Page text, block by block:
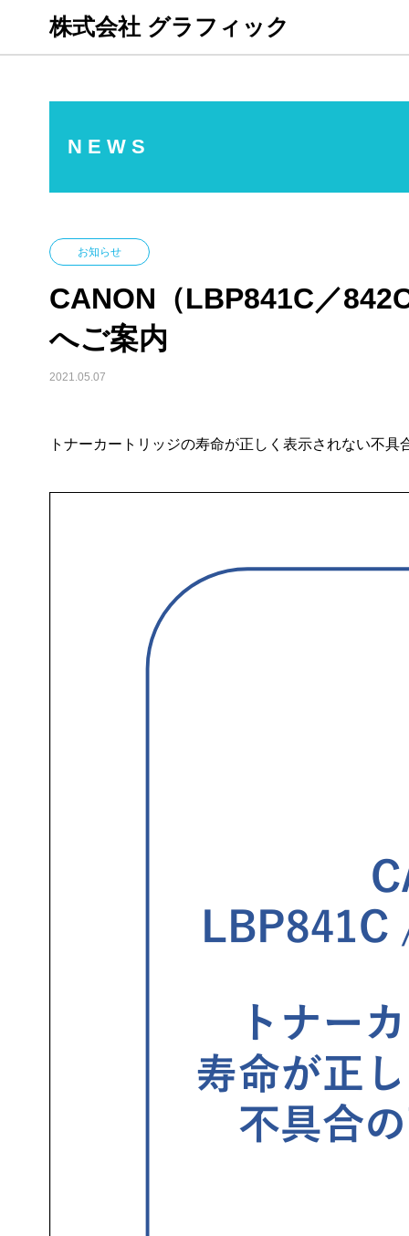
株式会社 グラフィック
N E W S
お知らせ
CANON（LBP841C／
へご案内
2021.05.07
トナーカートリッジの寿命が正しく表示されない不